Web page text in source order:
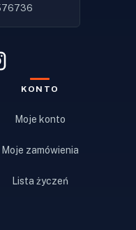
KONTO
Moje konto
Moje zamówienia
Lista życzeń